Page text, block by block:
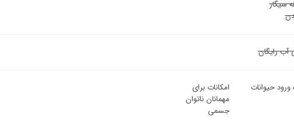
سیگار
آب رایگان
ورود حیوانات
امکانات برای
مهمانان ناتوان
جسمی